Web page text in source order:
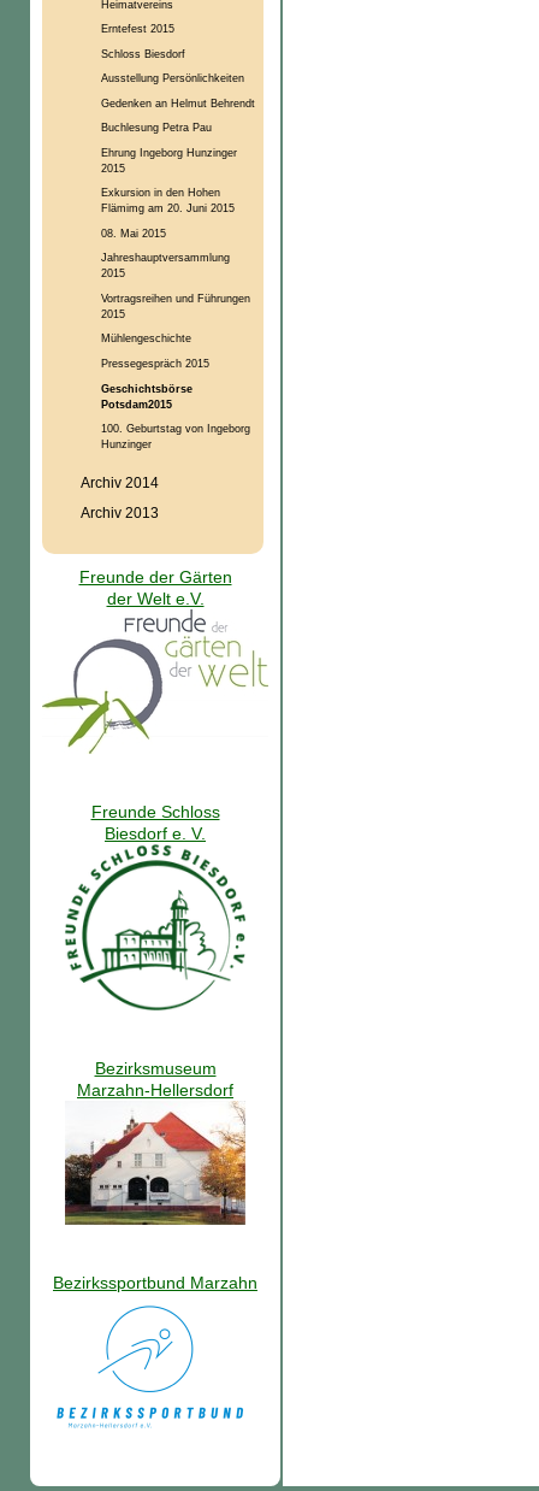
Heimatvereins
Erntefest 2015
Schloss Biesdorf
Ausstellung Persönlichkeiten
Gedenken an Helmut Behrendt
Buchlesung Petra Pau
Ehrung Ingeborg Hunzinger
2015
Exkursion in den Hohen
Flämimg am 20. Juni 2015
08. Mai 2015
Jahreshauptversammlung
2015
Vortragsreihen und Führungen
2015
Mühlengeschichte
Pressegespräch 2015
Geschichtsbörse
Potsdam2015
100. Geburtstag von Ingeborg
Hunzinger
Archiv 2014
Archiv 2013
Freunde der Gärten
der Welt e.V.
Freunde Schloss
Biesdorf e. V.
Bezirksmuseum
Marzahn-Hellersdorf
Bezirkssportbund Marzahn